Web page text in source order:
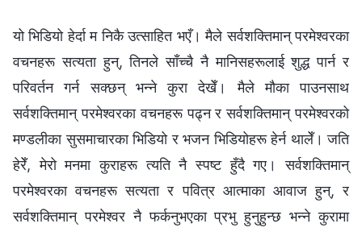
यो भिडियो हेर्दा म निकै उत्साहित भएँ। मैले सर्वशक्तिमान् परमेश्‍वरका
वचनहरू सत्यता हुन्, तिनले साँच्‍चै नै मानिसहरूलाई शुद्ध पार्न र
परिवर्तन गर्न सक्छन् भन्‍ने कुरा देखेँ। मैले मौका पाउनसाथ
सर्वशक्तिमान्‌ परमेश्‍वरका वचनहरू पढ्न र सर्वशक्तिमान्‌ परमेश्‍वरको
मण्डलीका सुसमाचारका भिडियो र भजन भिडियोहरू हेर्न थालेँ। जति
हेरेँ, मेरो मनमा कुराहरू त्यति नै स्पष्ट हुँदै गए। सर्वशक्तिमान्‌
परमेश्‍वरका वचनहरू सत्यता र पवित्र आत्माका आवाज हुन्, र
सर्वशक्तिमान्‌ परमेश्‍वर नै फर्कनुभएका प्रभु हुनुहुन्छ भन्‍ने कुरामा